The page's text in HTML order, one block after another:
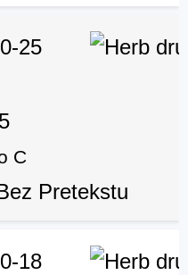
25
5
C
Pretekstu
18